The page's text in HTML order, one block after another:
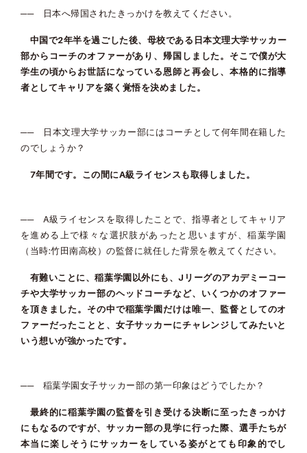
── 日本へ帰国されたきっかけを教えてください。
中国で2年半を過ごした後、母校である日本文理大学サッカー
部からコーチのオファーがあり、帰国しました。そこで僕が大
学生の頃からお世話になっている恩師と再会し、本格的に指導
者としてキャリアを築く覚悟を決めました。
── 日本文理大学サッカー部にはコーチとして何年間在籍した
のでしょうか？
7年間です。この間にA級ライセンスも取得しました。
── A級ライセンスを取得したことで、指導者としてキャリア
を進める上で様々な選択肢があったと思いますが、稲葉学園
（当時:竹田南高校）の監督に就任した背景を教えてください。
有難いことに、稲葉学園以外にも、Jリーグのアカデミーコー
チや大学サッカー部のヘッドコーチなど、いくつかのオファー
を頂きました。その中で稲葉学園だけは唯一、監督としてのオ
ファーだったことと、女子サッカーにチャレンジしてみたいと
いう想いが強かったです。
── 稲葉学園女子サッカー部の第一印象はどうでしたか？
最終的に稲葉学園の監督を引き受ける決断に至ったきっかけ
にもなるのですが、サッカー部の見学に行った際、選手たちが
本当に楽しそうにサッカーをしている姿がとても印象的でし